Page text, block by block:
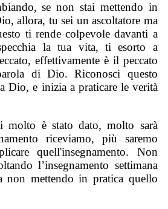
se non stai mettendo in
allora, tu sei un ascoltatore ma
ti rende colpevole davanti a
la tua vita, ti esorto a
effettivamente è il peccato
di Dio. Riconosci questo
Dio, e inizia a praticare le verità
molto è stato dato, molto sarà
riceviamo, più saremo
quell'insegnamento. Non
l’insegnamento settimana
non mettendo in pratica quello